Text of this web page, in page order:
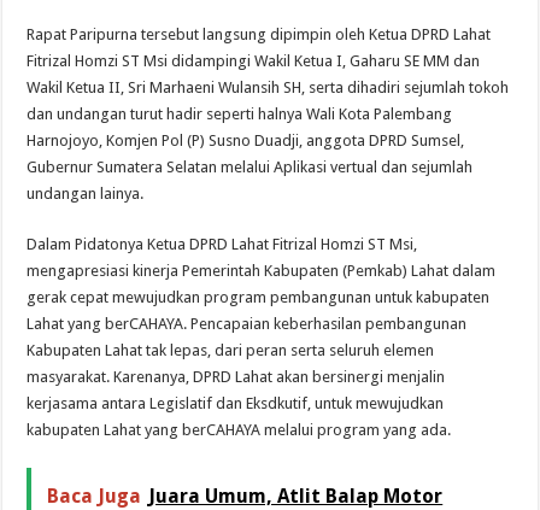
Rapat Paripurna tersebut langsung dipimpin oleh Ketua DPRD Lahat
Fitrizal Homzi ST Msi didampingi Wakil Ketua I, Gaharu SE MM dan
Wakil Ketua II, Sri Marhaeni Wulansih SH, serta dihadiri sejumlah tokoh
dan undangan turut hadir seperti halnya Wali Kota Palembang
Harnojoyo, Komjen Pol (P) Susno Duadji, anggota DPRD Sumsel,
Gubernur Sumatera Selatan melalui Aplikasi vertual dan sejumlah
undangan lainya.
Dalam Pidatonya Ketua DPRD Lahat Fitrizal Homzi ST Msi,
mengapresiasi kinerja Pemerintah Kabupaten (Pemkab) Lahat dalam
gerak cepat mewujudkan program pembangunan untuk kabupaten
Lahat yang berCAHAYA. Pencapaian keberhasilan pembangunan
Kabupaten Lahat tak lepas, dari peran serta seluruh elemen
masyarakat. Karenanya, DPRD Lahat akan bersinergi menjalin
kerjasama antara Legislatif dan Eksdkutif, untuk mewujudkan
kabupaten Lahat yang berCAHAYA melalui program yang ada.
Baca Juga Juara Umum, Atlit Balap Motor